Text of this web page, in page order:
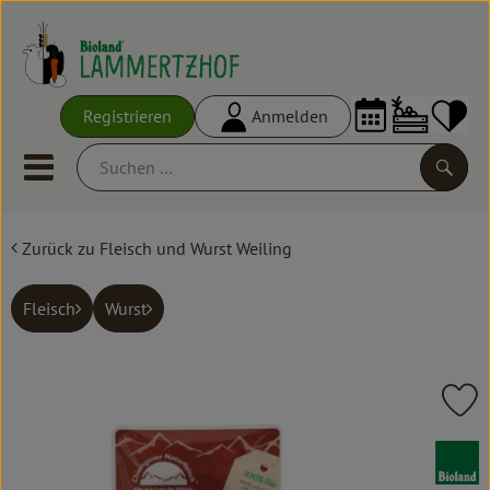
Registrieren Anmelden
Mobiles Menu öffnen oder
Ökokisten
Frisches
Großgebinde
Zurück zu Fleisch und Wurst Weiling
Fleisch Wurst